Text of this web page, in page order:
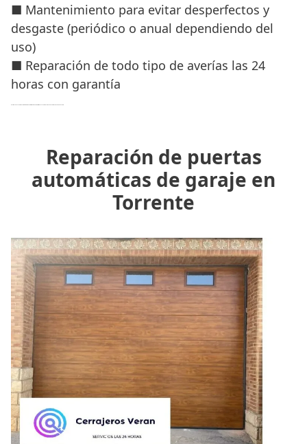
■ Mantenimiento para evitar desperfectos y
desgaste (periódico o anual dependiendo del
uso)
■ Reparación de todo tipo de averías las 24
horas con garantía
Reparación de puertas
automáticas de garaje en
Torrente